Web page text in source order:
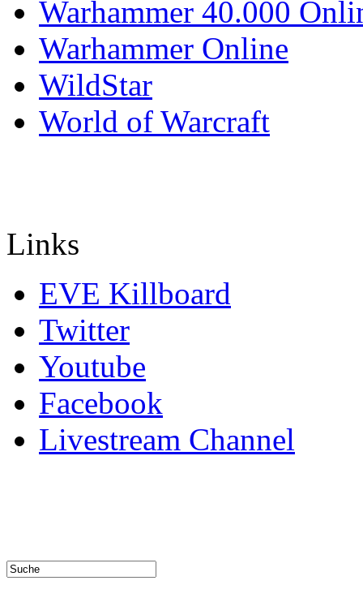
Warhammer 40.000
Warhammer Online
WildStar
World of Warcraft
Links
EVE Killboard
Twitter
Youtube
Facebook
Livestream Channel